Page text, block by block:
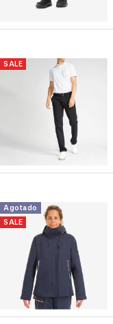
SALE
Agotado
SALE